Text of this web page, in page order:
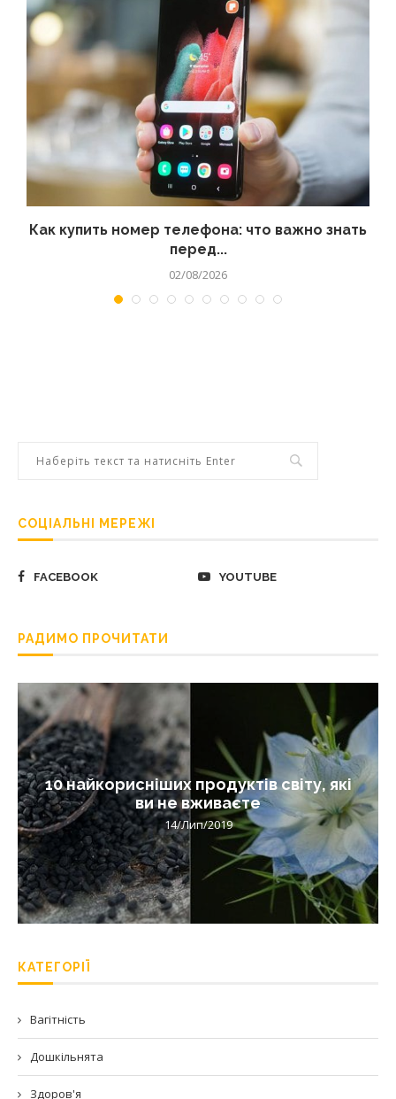
Как купить номер телефона: что важно знать
перед...
02/08/2026
СОЦІАЛЬНІ МЕРЕЖІ
FACEBOOK YOUTUBE
РАДИМО ПРОЧИТАТИ
10 найкорисніших продуктів світу, які
ви не вживаєте
14/Лип/2019
КАТЕГОРІЇ
Вагітність
Дошкільнята
Здоров'я